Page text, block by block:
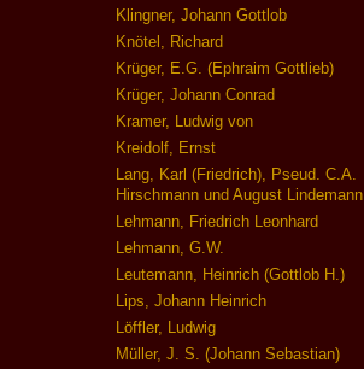
Klingner, Johann Gottlob
Knötel, Richard
Krüger, E.G. (Ephraim Gottlieb)
Krüger, Johann Conrad
Kramer, Ludwig von
Kreidolf, Ernst
Lang, Karl (Friedrich), Pseud. C.A.
Hirschmann und August Lindemann
Lehmann, Friedrich Leonhard
Lehmann, G.W.
Leutemann, Heinrich (Gottlob H.)
Lips, Johann Heinrich
Löffler, Ludwig
Müller, J. S. (Johann Sebastian)